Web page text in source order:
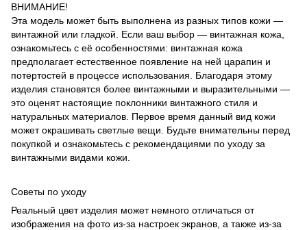
ВНИМАНИЕ!
Эта модель может быть выполнена из разных типов кожи —
винтажной или гладкой. Если ваш выбор — винтажная кожа,
ознакомьтесь с её особенностями: винтажная кожа
предполагает естественное появление на ней царапин и
потертостей в процессе использования. Благодаря этому
изделия становятся более винтажными и выразительными —
это оценят настоящие поклонники винтажного стиля и
натуральных материалов. Первое время данный вид кожи
может окрашивать светлые вещи. Будьте внимательны перед
покупкой и ознакомьтесь с рекомендациями по уходу за
винтажными видами кожи.
Советы по уходу
Реальный цвет изделия может немного отличаться от
изображения на фото из-за настроек экранов, а также из-за